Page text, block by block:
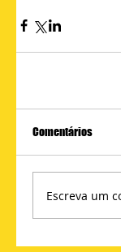
Comentários
Escreva um